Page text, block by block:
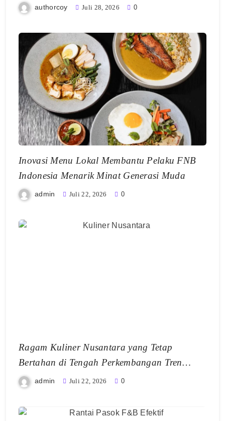
authorcoy Juli 28, 2026 0
Inovasi Menu Lokal Membantu Pelaku FNB
Indonesia Menarik Minat Generasi Muda
admin Juli 22, 2026 0
Ragam Kuliner Nusantara yang Tetap
Bertahan di Tengah Perkembangan Tren
Makanan Modern
admin Juli 22, 2026 0